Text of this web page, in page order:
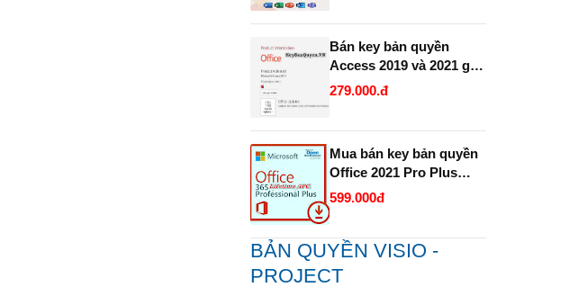
Bán key bản quyền
Access 2019 và 2021 giá
rẻ.
279.000.đ
Mua bán key bản quyền
Office 2021 Pro Plus
1PC trọn đời Full 32 Bit
và 64 Bit .
599.000đ
BẢN QUYỀN VISIO -
PROJECT